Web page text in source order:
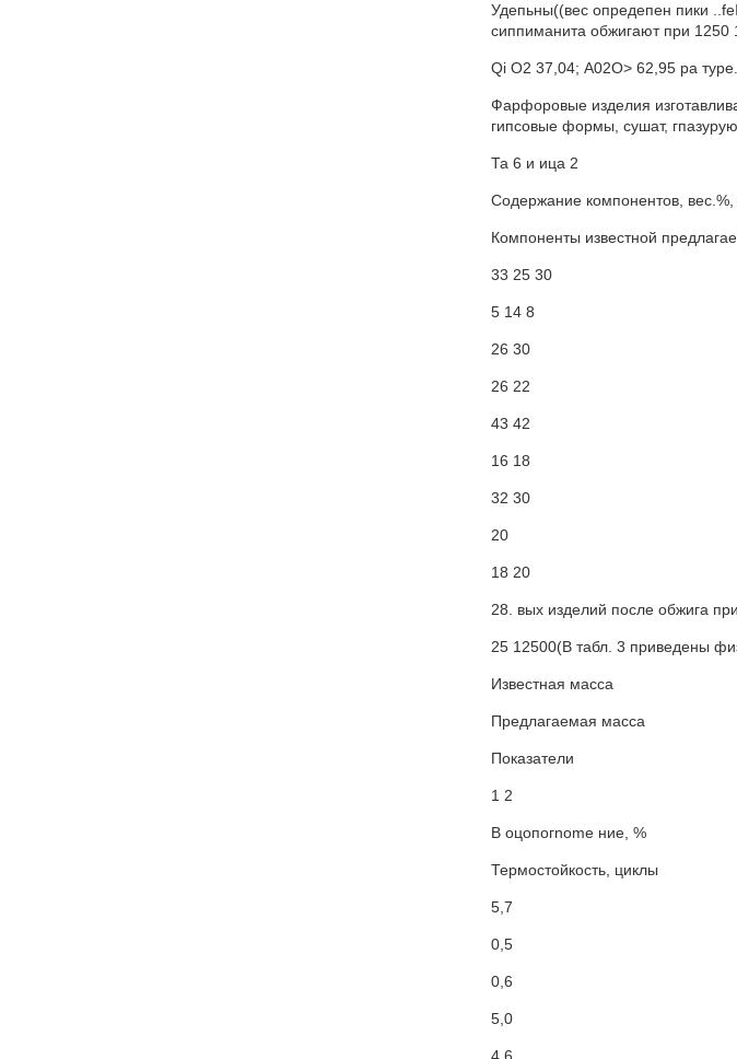
Удепьны((вес опредепен пики
сиппиманита обжигают при 1250
Qi О2 37,04; А02О> 62,95 ра туре.
Фарфоровые изделия
гипсовые формы, сушат,
Та 6 и ица 2
Содержание компонентов, вес.%,
Компоненты известной
33 25 30
5 14 8
26 30
26 22
43 42
16 18
32 30
20
18 20
28. вых изделий после обжига при
25 12500(В табл. 3 приведены
Известная масса
Предлагаемая масса
Показатели
1 2
B оцопогnome ние, %
Термостойкость, циклы
5,7
0,5
0,6
5,0